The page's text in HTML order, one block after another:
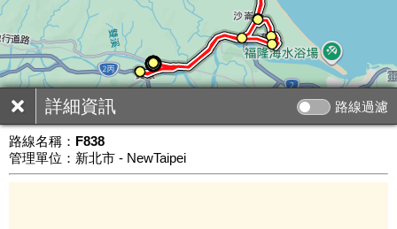
詳細資訊 路線過濾
路線名稱： F838
管理單位：新北市 - NewTaipei